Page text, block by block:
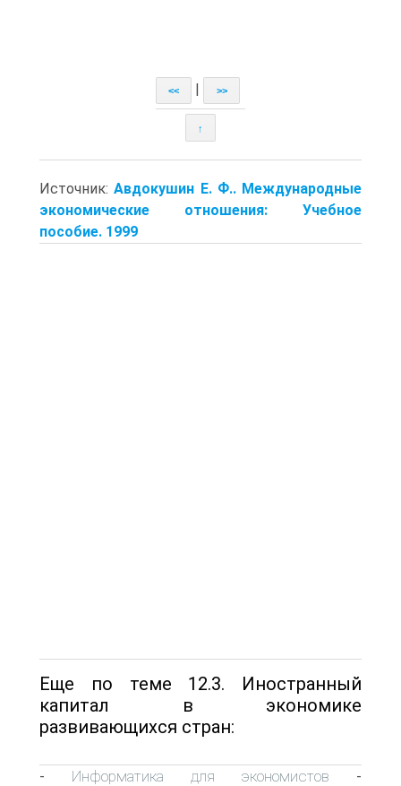
<< >>
↑
Источник:Авдокушин Е. Ф.. Международные
экономические отношения: Учебное
пособие. 1999
Еще по теме 12.3. Иностранный
капитал в экономике
развивающихся стран:
- Информатика для экономистов -